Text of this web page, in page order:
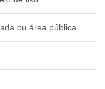
ou área pública